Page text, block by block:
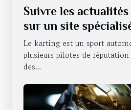
Suivre les
sur un site
sont les avantages
découlent ?
Le karting est un sport
plusieurs pilotes de
des...